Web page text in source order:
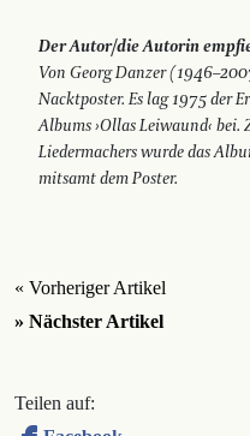
Der Autor/die Autorin
Von Georg Danzer
Nacktposter. Es lag 1975 der
Albums ›Ollas Leiwaund‹ bei.
Liedermachers wurde das
mitsamt dem Poster.
« Vorheriger Artikel
» Nächster Artikel
Teilen auf: